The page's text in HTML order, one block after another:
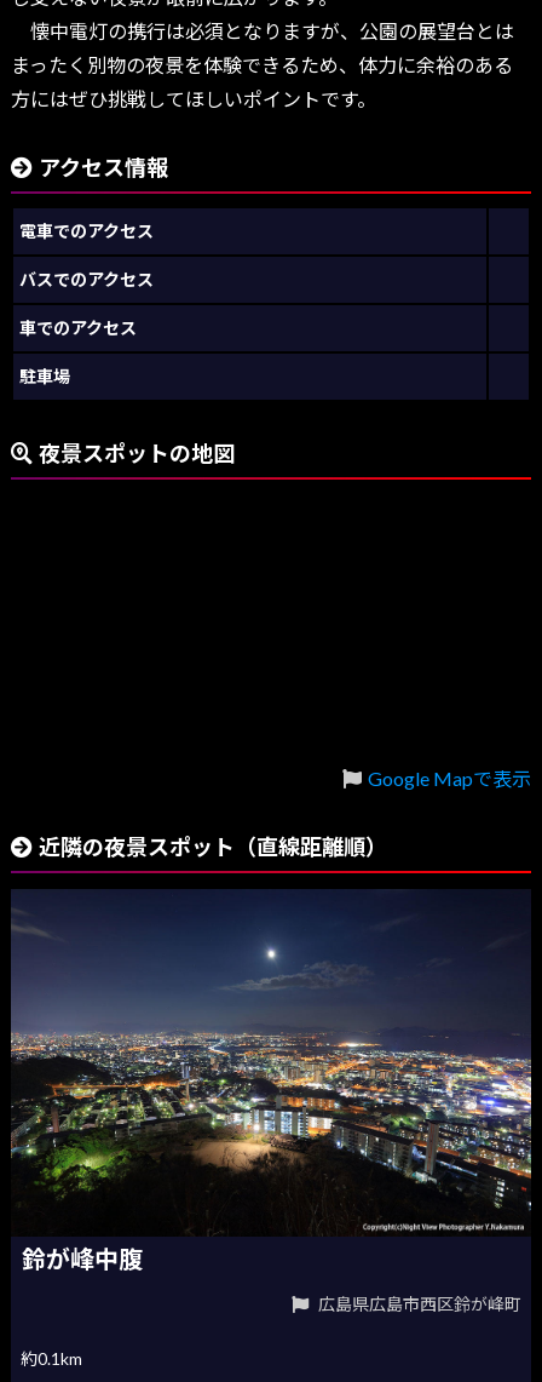
懐中電灯の携行は必須となりますが、公園の展望台とは
まったく別物の夜景を体験できるため、体力に余裕のある
方にはぜひ挑戦してほしいポイントです。
アクセス情報
電車でのアクセス
バスでのアクセス
車でのアクセス
駐車場
夜景スポットの地図
Google Mapで表示
近隣の夜景スポット（直線距離順）
鈴が峰中腹
広島県広島市西区鈴が峰町
約0.1km